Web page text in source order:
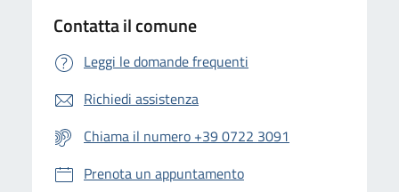
Contatta il comune
Leggi le domande frequenti
Richiedi assistenza
Chiama il numero +39 0722 3091
Prenota un appuntamento